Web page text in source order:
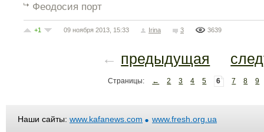
Феодосия порт
+1 09 ноября 2013, 15:33 Irina 3 3639
← предыдущая
Страницы: ← 2 3 4 5 6 7 8 9
Наши сайты: www.kafanews.com www.fresh.org.ua